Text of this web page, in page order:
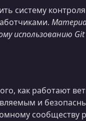
систему
использованию
как работают
и
сообществу